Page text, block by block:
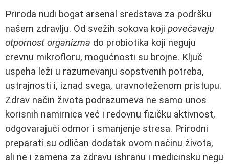
Priroda nudi bogat arsenal sredstava za podršku
našem zdravlju. Od svežih sokova koji povećavaju
otpornost organizma do probiotika koji neguju
crevnu mikrofloru, mogućnosti su brojne. Ključ
uspeha leži u razumevanju sopstvenih potreba,
ustrajnosti i, iznad svega, uravnoteženom pristupu.
Zdrav način života podrazumeva ne samo unos
korisnih namirnica već i redovnu fizičku aktivnost,
odgovarajući odmor i smanjenje stresa. Prirodni
preparati su odličan dodatak ovom načinu života,
ali ne i zamena za zdravu ishranu i medicinsku negu